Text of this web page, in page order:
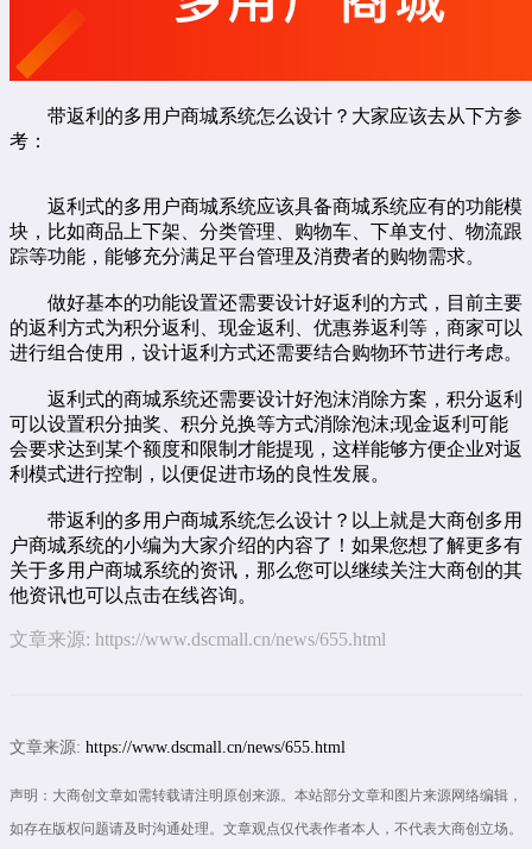
带返利的多用户商城系统怎么设计？大家应该去从下方参
考：
返利式的多用户商城系统应该具备商城系统应有的功能模
块，比如商品上下架、分类管理、购物车、下单支付、物流跟
踪等功能，能够充分满足平台管理及消费者的购物需求。
做好基本的功能设置还需要设计好返利的方式，目前主要
的返利方式为积分返利、现金返利、优惠券返利等，商家可以
进行组合使用，设计返利方式还需要结合购物环节进行考虑。
返利式的商城系统还需要设计好泡沫消除方案，积分返利
可以设置积分抽奖、积分兑换等方式消除泡沫;现金返利可能
会要求达到某个额度和限制才能提现，这样能够方便企业对返
利模式进行控制，以便促进市场的良性发展。
带返利的多用户商城系统怎么设计？以上就是大商创多用
户商城系统的小编为大家介绍的内容了！如果您想了解更多有
关于多用户商城系统的资讯，那么您可以继续关注大商创的其
他资讯也可以点击在线咨询。
文章来源: https://www.dscmall.cn/news/655.html
文章来源: https://www.dscmall.cn/news/655.html
声明：大商创文章如需转载请注明原创来源。本站部分文章和图片来源网络编辑，
如存在版权问题请及时沟通处理。文章观点仅代表作者本人，不代表大商创立场。